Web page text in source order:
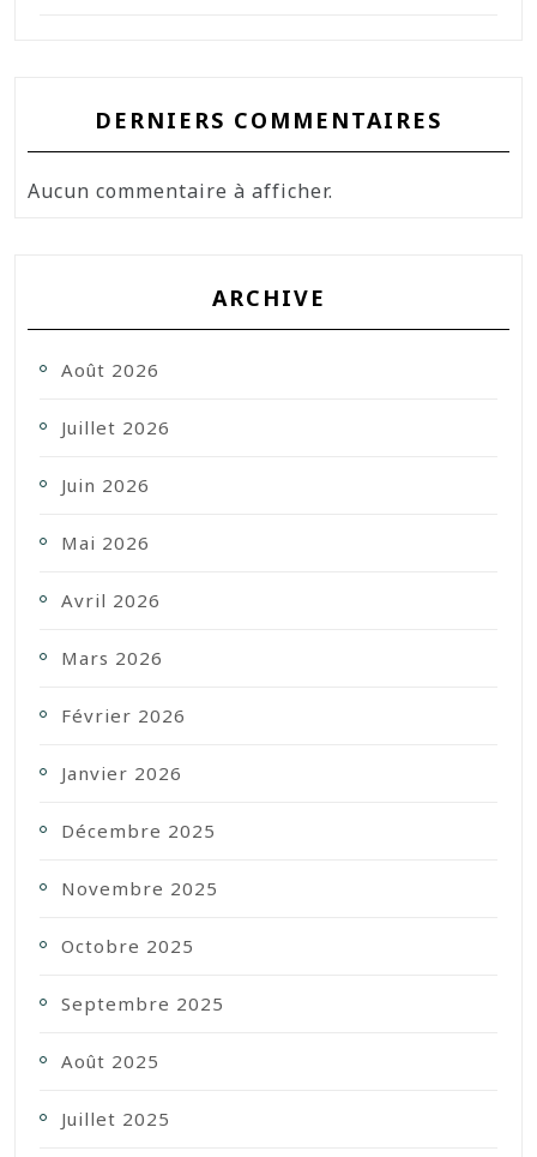
DERNIERS COMMENTAIRES
Aucun commentaire à afficher.
ARCHIVE
Août 2026
Juillet 2026
Juin 2026
Mai 2026
Avril 2026
Mars 2026
Février 2026
Janvier 2026
Décembre 2025
Novembre 2025
Octobre 2025
Septembre 2025
Août 2025
Juillet 2025